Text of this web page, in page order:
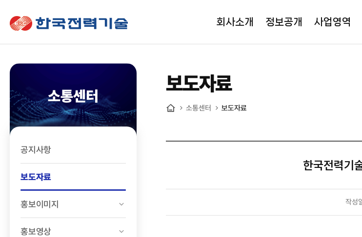
한국전력기술
회사소개 정보공개 사업영역
소통센터
공지사항
보도자료
홍보이미지
홍보영상
보도자료
소통센터 보도자료
한국전력기
작성